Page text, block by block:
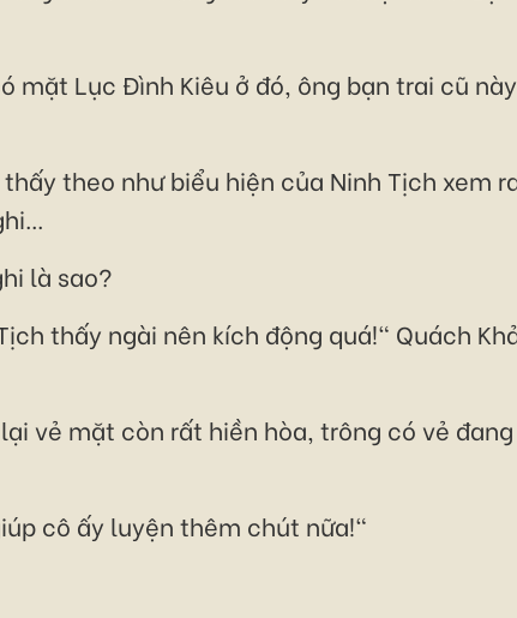
mặt Lục Đình Kiêu ở đó, ông bạn trai cũ
theo như biểu hiện của Ninh Tịch xem
là sao?
thấy ngài nên kích động quá!" Quách
vẻ mặt còn rất hiền hòa, trông có vẻ
cô ấy luyện thêm chút nữa!"